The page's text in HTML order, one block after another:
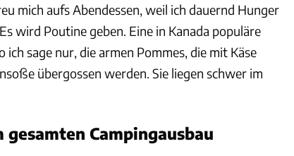
mich aufs Abendessen, weil ich dauernd Hunger
wird Poutine geben. Eine in Kanada populäre
ich sage nur, die armen Pommes, die mit Käse
übergossen werden. Sie liegen schwer im
gesamten Campingausbau